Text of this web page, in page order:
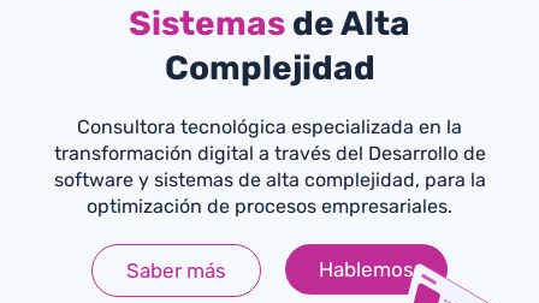
Sistemas de Alta
Complejidad
Consultora tecnológica especializada en la
transformación digital a través del Desarrollo de
software y sistemas de alta complejidad, para la
optimización de procesos empresariales.
Saber más Hablemos